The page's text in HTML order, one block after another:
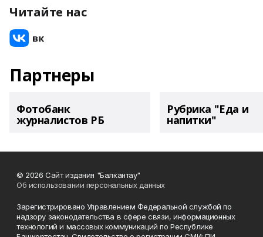
Читайте нас
Партнеры
Фотобанк
журналистов РБ
Рубрика "Еда и
напитки"
© 2026 Сайт издания "Балкантау"
Об использовании персональных данных
Зарегистрировано Управлением Федеральной службой по
надзору законодательства в сфере связи, информационных
технологий и массовых коммуникаций по Республике